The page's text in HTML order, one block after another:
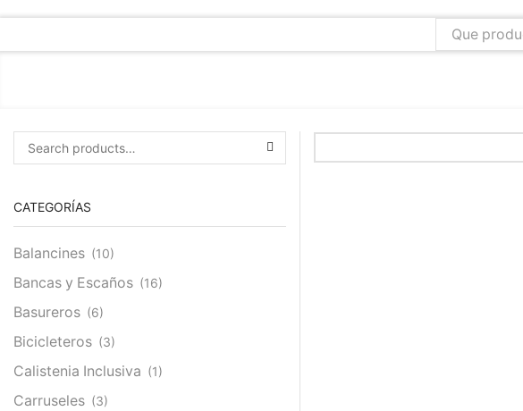
Search
Buscar: SEARCH
CATEGORÍAS
Balancines (10)
Bancas y Escaños (16)
Basureros (6)
Bicicleteros (3)
Calistenia Inclusiva (1)
Carruseles (3)